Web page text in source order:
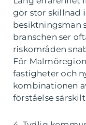
gör stor skillnad
besiktningsman
branschen ser
riskområden
För
fastigheter och
kombinationen
förståelse